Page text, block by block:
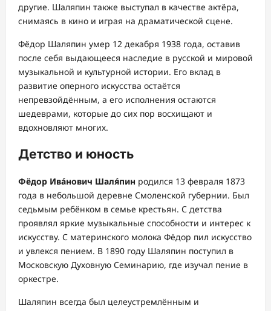
другие. Шаляпин также выступал в качестве актёра,
снимаясь в кино и играя на драматической сцене.
Фёдор Шаляпин умер 12 декабря 1938 года, оставив
после себя выдающееся наследие в русской и мировой
музыкальной и культурной истории. Его вклад в
развитие оперного искусства остаётся
непревзойдённым, а его исполнения остаются
шедеврами, которые до сих пор восхищают и
вдохновляют многих.
Детство и юность
Фёдор Ива́нович Шаля́пин родился 13 февраля 1873
года в небольшой деревне Смоленской губернии. Был
седьмым ребёнком в семье крестьян. С детства
проявлял яркие музыкальные способности и интерес к
искусству. С материнского молока Фёдор пил искусство
и увлекся пением. В 1890 году Шаляпин поступил в
Московскую Духовную Семинарию, где изучал пение в
оркестре.
Шаляпин всегда был целеустремлённым и